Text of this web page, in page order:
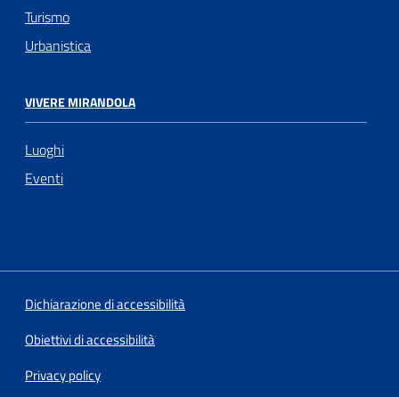
Turismo
Urbanistica
VIVERE MIRANDOLA
Luoghi
Eventi
Dichiarazione di accessibilità
Obiettivi di accessibilità
Privacy policy